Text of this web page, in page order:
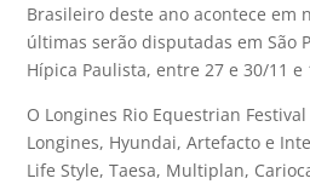
Brasileiro deste ano acontece em
últimas serão disputadas em São
Hípica Paulista, entre 27 e 30/11 e
O Longines Rio Equestrian
Longines, Hyundai, Artefacto e
Life Style, Taesa, Multiplan,